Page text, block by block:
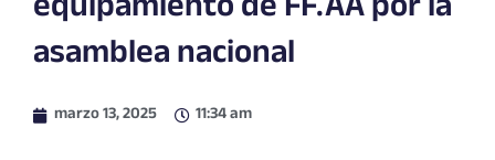
asamblea nacional
marzo 13, 2025 11:34 am